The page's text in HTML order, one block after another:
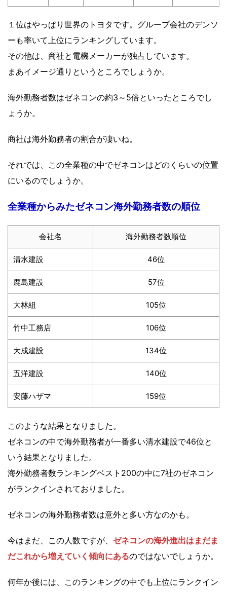
１位はやっぱり世界のトヨタです。グループ会社のデンソ
ーも率いて上位にランキングしています。
その他は、商社と電機メーカーが独占しています。
まあイメージ通りというところでしょうか。
海外勤務者数はゼネコンの約3～5倍といったところでし
ょうか。
商社は海外勤務者の割合が凄いね。
それでは、この全業種の中でゼネコンはどのくらいの位置
にいるのでしょうか。
全業種からみたゼネコン海外勤務者数の順位
会社名 海外勤務者数順位
清水建設 46位
鹿島建設 57位
大林組 105位
竹中工務店 106位
大成建設 134位
五洋建設 140位
安藤ハザマ 159位
このような結果となりました。
ゼネコンの中で海外勤務者が一番多い清水建設で46位と
いう結果となりました。
海外勤務者数ランキングベスト200の中に7社のゼネコン
がランクインされておりました。
ゼネコンの海外勤務者数は意外と多い方なのかも。
今はまだ、この人数ですが、 ゼネコンの海外進出はまだま
だこれから増えていく傾向にあるのではないでしょうか。
何年か後には、このランキングの中でも上位にランクイン